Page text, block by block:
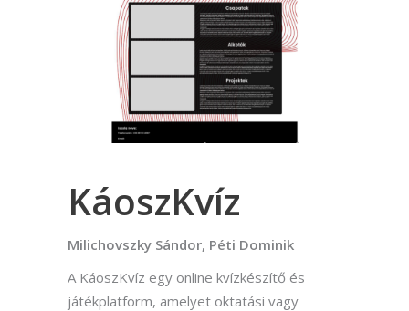
KáoszKvíz
Milichovszky Sándor, Péti Dominik
A KáoszKvíz egy online kvízkészítő és
játékplatform, amelyet oktatási vagy